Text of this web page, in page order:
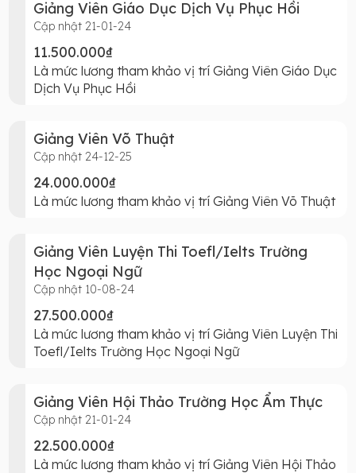
Giảng Viên Giáo Dục Dịch Vụ Phục Hồi
Cập nhật 21-01-24
11.500.000₫
Là mức lương tham khảo vị trí Giảng Viên Giáo Dục
Dịch Vụ Phục Hồi
Giảng Viên Võ Thuật
Cập nhật 24-12-25
24.000.000₫
Là mức lương tham khảo vị trí Giảng Viên Võ Thuật
Giảng Viên Luyện Thi Toefl/Ielts Trường
Học Ngoại Ngữ
Cập nhật 10-08-24
27.500.000₫
Là mức lương tham khảo vị trí Giảng Viên Luyện Thi
Toefl/Ielts Trường Học Ngoại Ngữ
Giảng Viên Hội Thảo Trường Học Ẩm Thực
Cập nhật 21-01-24
22.500.000₫
Là mức lương tham khảo vị trí Giảng Viên Hội Thảo